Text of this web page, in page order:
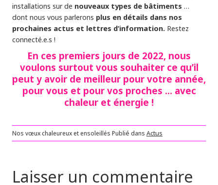
installations sur de nouveaux types de bâtiments …
dont nous vous parlerons plus en détails dans nos
prochaines actus et lettres d’information. Restez
connecté.e.s !
En ces premiers jours de 2022, nous
voulons surtout vous souhaiter ce qu’il
peut y avoir de meilleur pour votre année,
pour vous et pour vos proches … avec
chaleur et énergie !
Nos vœux chaleureux et ensoleillés Publié dans Actus
Laisser un commentaire